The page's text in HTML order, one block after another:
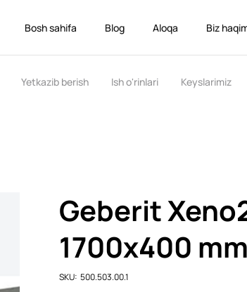
Bosh sahifa Blog Aloqa Biz
Yetkazib berish Ish o'rinlari Keyslarimiz
Geberit
1700x400
SKU: SKU
500.503.00.1
500.503.00.1